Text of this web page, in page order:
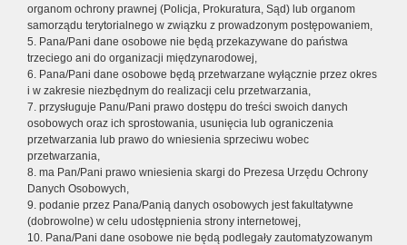
organom ochrony prawnej (Policja, Prokuratura, Sąd) lub organom
samorządu terytorialnego w związku z prowadzonym postępowaniem,
5. Pana/Pani dane osobowe nie będą przekazywane do państwa
trzeciego ani do organizacji międzynarodowej,
6. Pana/Pani dane osobowe będą przetwarzane wyłącznie przez okres
i w zakresie niezbędnym do realizacji celu przetwarzania,
7. przysługuje Panu/Pani prawo dostępu do treści swoich danych
osobowych oraz ich sprostowania, usunięcia lub ograniczenia
przetwarzania lub prawo do wniesienia sprzeciwu wobec
przetwarzania,
8. ma Pan/Pani prawo wniesienia skargi do Prezesa Urzędu Ochrony
Danych Osobowych,
9. podanie przez Pana/Panią danych osobowych jest fakultatywne
(dobrowolne) w celu udostępnienia strony internetowej,
10. Pana/Pani dane osobowe nie będą podlegały zautomatyzowanym